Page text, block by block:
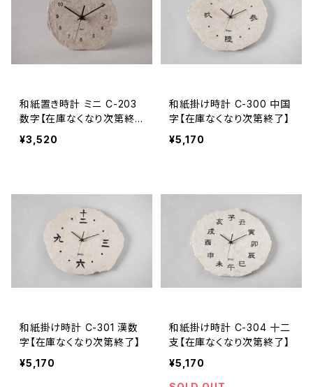
和紙置き時計 ミニ C-203
数字【在庫なくなり次第終
了】
¥3,520
和紙掛け時計 C-300 中国
字【在庫なくなり次第終了】
¥5,170
和紙掛け時計 C-301 漢数
字【在庫なくなり次第終了】
¥5,170
和紙掛け時計 C-304 十二
支【在庫なくなり次第終了】
¥5,170